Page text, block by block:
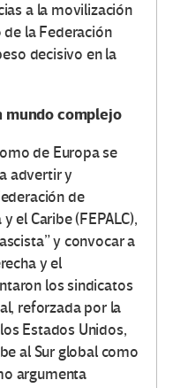
a la movilización
la Federación
decisivo en la
mundo complejo
de Europa se
advertir y
de
el Caribe (FEPALC),
y convocar a
y el
los sindicatos
reforzada por la
Estados Unidos,
al Sur global como
argumenta